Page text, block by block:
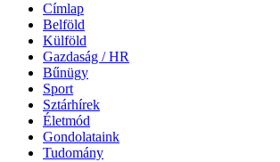
Címlap
Belföld
Külföld
Gazdaság / HR
Bűnügy
Sport
Sztárhírek
Életmód
Gondolataink
Tudomány